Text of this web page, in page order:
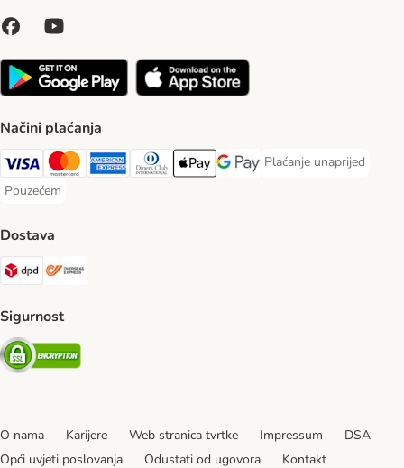
Načini plaćanja
Visa Payment Method
MasterCard Payment Method
American Express Payment Method
Diners Club Payment Method
Payment MethodGoogle pay Payment Method
Plaćanje unaprijed
Plaćanje unaprijed
Pouzećem
Pouzećem Payment Method
Dostava
DPD Shipping Method
Sigurnost
Security
O nama Karijere Web stranica tvrtke Impressum
DSA
Opći uvjeti poslovanja
Odustati od ugovora Kontakt